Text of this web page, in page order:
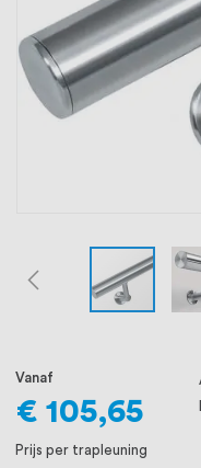
ons voorop,
goede relatie
verschil maakt.
Vanaf
€ 105,65
Prijs per trapleuning